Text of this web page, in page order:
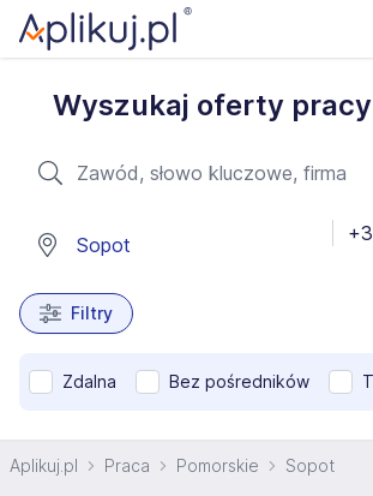
Wyszukaj oferty
Filtry
Zdalna Bez pośredników
Aplikuj.pl Praca Pomorskie Sopot